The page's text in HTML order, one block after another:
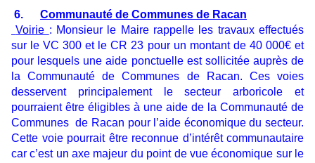
6. Communauté de Communes de Racan
Voirie : Monsieur le Maire rappelle les travaux effectués
sur le VC 300 et le CR 23 pour un montant de 40 000€ et
pour lesquels une aide ponctuelle est sollicitée auprès de
la Communauté de Communes de Racan. Ces voies
desservent principalement le secteur arboricole et
pourraient être éligibles à une aide de la Communauté de
Communes de Racan pour l’aide économique du secteur.
Cette voie pourrait être reconnue d’intérêt communautaire
car c’est un axe majeur du point de vue économique sur le